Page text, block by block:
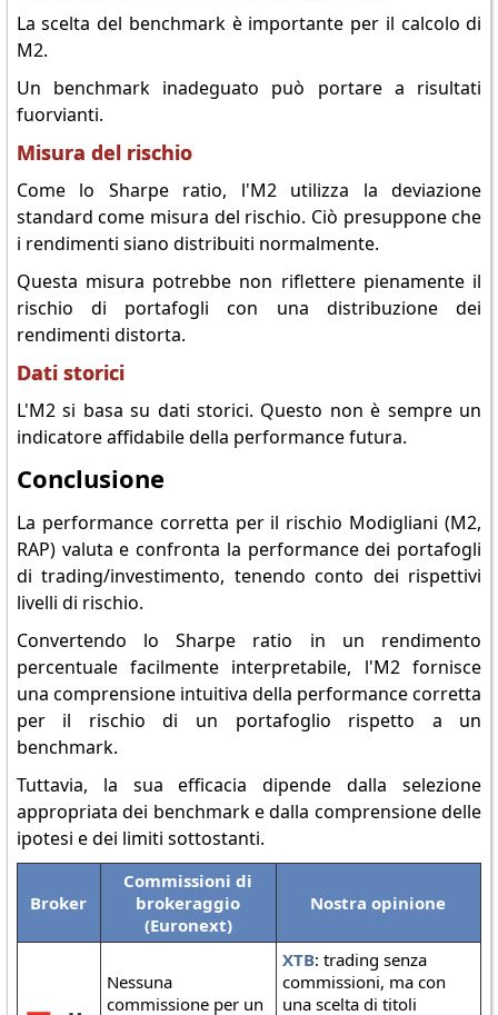
La scelta del benchmark è importante per il calcolo di
M2.
Un benchmark inadeguato può portare a risultati
fuorvianti.
Misura del rischio
Come lo Sharpe ratio, l'M2 utilizza la deviazione
standard come misura del rischio. Ciò presuppone che
i rendimenti siano distribuiti normalmente.
Questa misura potrebbe non riflettere pienamente il
rischio di portafogli con una distribuzione dei
rendimenti distorta.
Dati storici
L'M2 si basa su dati storici. Questo non è sempre un
indicatore affidabile della performance futura.
Conclusione
La performance corretta per il rischio Modigliani (M2,
RAP) valuta e confronta la performance dei portafogli
di trading/investimento, tenendo conto dei rispettivi
livelli di rischio.
Convertendo lo Sharpe ratio in un rendimento
percentuale facilmente interpretabile, l'M2 fornisce
una comprensione intuitiva della performance corretta
per il rischio di un portafoglio rispetto a un
benchmark.
Tuttavia, la sua efficacia dipende dalla selezione
appropriata dei benchmark e dalla comprensione delle
ipotesi e dei limiti sottostanti.
Broker
Commissioni di
brokeraggio
(Euronext)
Nostra opinione
Nessuna
commissione per un
XTB: trading senza
commissioni, ma con
una scelta di titoli